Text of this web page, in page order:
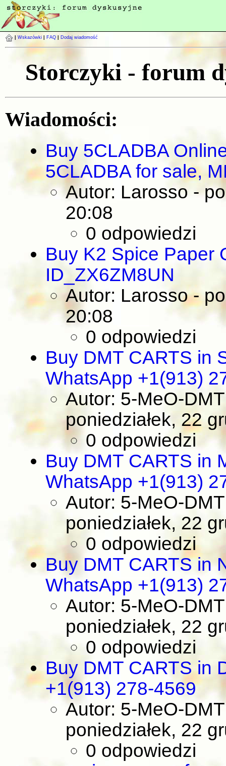
Wskazówki FAQ Dodaj wiadomość
Storczyki - forum
Wiadomości:
Buy 5CLADBA
5CLADBA for sale,
Autor: Larosso-
20:08
0 odpowiedzi
Buy K2 Spice Paper
ID_ZX6ZM8UN
Autor: Larosso-
20:08
0 odpowiedzi
Buy DMT CARTS in
WhatsApp +1(913)
Autor: 5-MeO-
poniedziałek, 22
0 odpowiedzi
Buy DMT CARTS in
WhatsApp +1(913)
Autor: 5-MeO-
poniedziałek, 22
0 odpowiedzi
Buy DMT CARTS in
WhatsApp +1(913)
Autor: 5-MeO-
poniedziałek, 22
0 odpowiedzi
Buy DMT CARTS in
+1(913) 278-4569
Autor: 5-MeO-
poniedziałek, 22
0 odpowiedzi